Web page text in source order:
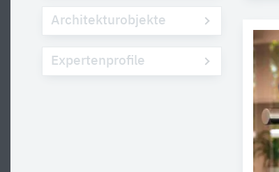
Architekturobjekte
Expertenprofile